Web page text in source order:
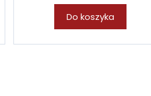
Do koszyka